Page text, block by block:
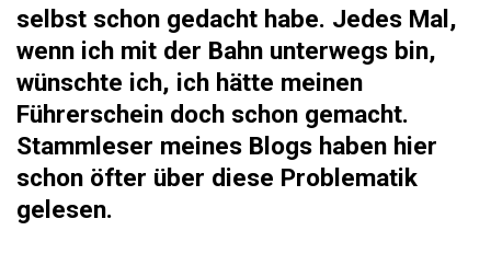
selbst schon gedacht habe. Jedes Mal,
wenn ich mit der Bahn unterwegs bin,
wünschte ich, ich hätte meinen
Führerschein doch schon gemacht.
Stammleser meines Blogs haben hier
schon öfter über diese Problematik
gelesen.